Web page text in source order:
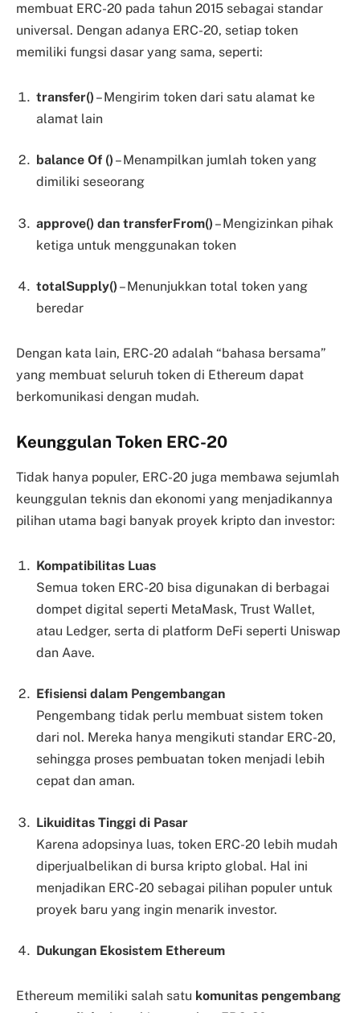
membuat ERC-20 pada tahun 2015 sebagai standar
universal. Dengan adanya ERC-20, setiap token
memiliki fungsi dasar yang sama, seperti:
transfer() – Mengirim token dari satu alamat ke
alamat lain
balance Of () – Menampilkan jumlah token yang
dimiliki seseorang
approve() dan transferFrom() – Mengizinkan pihak
ketiga untuk menggunakan token
totalSupply() – Menunjukkan total token yang
beredar
Dengan kata lain, ERC-20 adalah “bahasa bersama”
yang membuat seluruh token di Ethereum dapat
berkomunikasi dengan mudah.
Keunggulan Token ERC-20
Tidak hanya populer, ERC-20 juga membawa sejumlah
keunggulan teknis dan ekonomi yang menjadikannya
pilihan utama bagi banyak proyek kripto dan investor:
Kompatibilitas Luas
Semua token ERC-20 bisa digunakan di berbagai
dompet digital seperti MetaMask, Trust Wallet,
atau Ledger, serta di platform DeFi seperti Uniswap
dan Aave.
Efisiensi dalam Pengembangan
Pengembang tidak perlu membuat sistem token
dari nol. Mereka hanya mengikuti standar ERC-20,
sehingga proses pembuatan token menjadi lebih
cepat dan aman.
Likuiditas Tinggi di Pasar
Karena adopsinya luas, token ERC-20 lebih mudah
diperjualbelikan di bursa kripto global. Hal ini
menjadikan ERC-20 sebagai pilihan populer untuk
proyek baru yang ingin menarik investor.
Dukungan Ekosistem Ethereum
Ethereum memiliki salah satu komunitas pengembang